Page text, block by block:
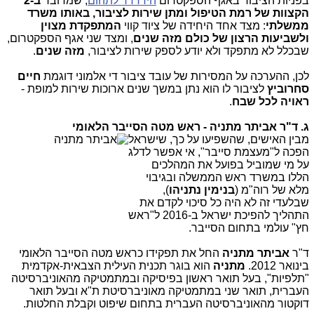
הקצוות של רמת הטיפול ומתן שירות לציבור, באותו משרד
ממשלתי: מצד אחד היחידה של ציוד קווי המתפקדת מצוין
ולשביעות הרצון של כולם מזה שנים, ומצד שני אגף הספקטרום,
שבכלל לא מתפקד ולא יודע לספק שירות לציבור, מזה שנים.
לכן, ההערכה על המסירות של עובד ציבור די אלמוני דוגמת חיים
סחרוביץ לציבור לו הוא נתן במשך שנים ארוכות שירות למופת -
ראויה לכל שבח.
ג. ד"ר אביתר מתניה - ראש מטה הסייבר הלאומי
מבין האישים, שהשפיעו על כך, שישראל
הפכה ל"מעצמת סייבר", אי אפשר לדלג
על מי שמוביל בפועל את המהלכים
הללו במשרד ראש הממשלה ובגיבוי
מלא של רוה"מ (בנימין נתניהו),
שבלעדי זה לא היה כל סיכוי לקדם את
התהליך להפיכת ישראל ב-2016 ל"ראש
חץ" עולמי בתחום הסייבר.
ד"ר אביתר מתניה החל את תפקידו כראש מטה הסייבר הלאומי
בינואר 2012.
מתניה הוא בוגר תכנית העילית הצבאית-אקדמית
"תלפיות", בעל תואר ראשון בפיסיקה ובמתמטיקה מהאוניברסיטה
העברית, תואר שני במתמטיקה מאוניברסיטת ת"א ובעל תואר
דוקטור מהאוניברסיטה העברית בתחום שיפוט וקבלת החלטות.